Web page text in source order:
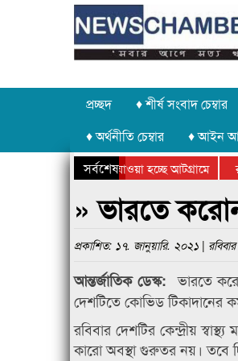
প্রচ্ছদ ♦ শীর্ষ সংবাদ চেম্বার
♦ অর্থনীতি চেম্বার
♦ আইন
সর্বশেষ
চুরি করে নিয়ে যাওয়া হচ্ছে আটগ্রামে
ক্রীড়া প্রতিযোগিতার পুরস্কার বিতরণ সম্পন্ন
» ভারতে
প্রকাশিত: ১৭. জানুয়ারি. ২০২১ | রবিবার
আন্তর্জাতিক ডেস্ক: ভারতে
দেশটিতে কোভিড টিকাদানের
রবিবার দেশটির কেন্দ্রীয়
কারো অবস্থা গুরুতর নয়। তবে